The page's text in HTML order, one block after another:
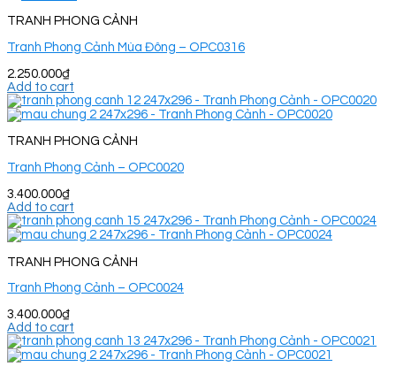
TRANH PHONG CẢNH
Tranh Phong Cảnh Mùa Đông – OPC0316
2.250.000₫
Add to cart
TRANH PHONG CẢNH
Tranh Phong Cảnh – OPC0020
3.400.000₫
Add to cart
TRANH PHONG CẢNH
Tranh Phong Cảnh – OPC0024
3.400.000₫
Add to cart